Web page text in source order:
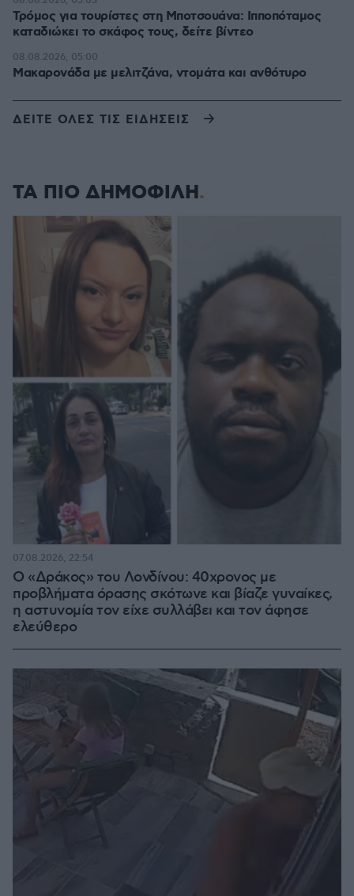
Τρόμος για τουρίστες στη Μποτσουάνα: Ιπποπόταμος
καταδιώκει το σκάφος τους, δείτε βίντεο
Μακαρονάδα με μελιτζάνα, ντομάτα και ανθότυρο
08.08.2026, 05:00
ΔΕΙΤΕ ΟΛΕΣ ΤΙΣ ΕΙΔΗΣΕΙΣ
ΤΑ ΠΙΟ ΔΗΜΟΦΙΛΗ
Ο «Δράκος» του Λονδίνου: 40χρονος με
προβλήματα όρασης σκότωνε και βίαζε γυναίκες,
η αστυνομία τον είχε συλλάβει και τον άφησε
ελεύθερο
07.08.2026, 22:54